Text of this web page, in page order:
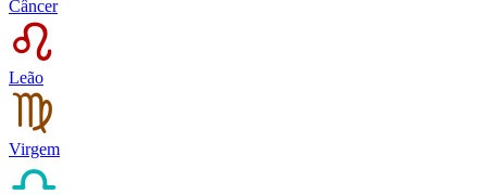
Câncer
Leão
Virgem